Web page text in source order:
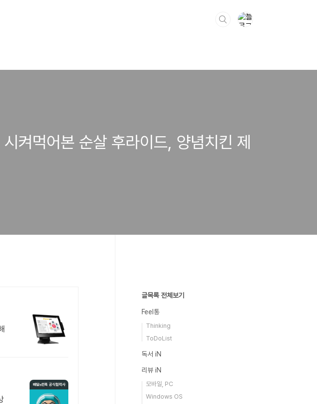
켜먹어본 순살 후라이드, 양념치킨 제
글목록 전체보기
Feel통
Thinking
ToDoList
독서 iN
리뷰 iN
모바일, PC
Windows OS